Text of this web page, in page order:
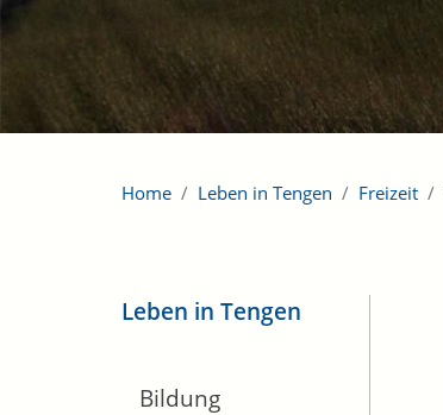
Home Leben in Tengen Freizeit
Leben in Tengen
Bildung